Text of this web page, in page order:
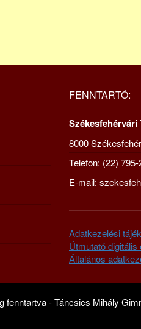
FENNTARTÓ:
8000
Telefon: (22)
E-mail:
Adatkezelési
Útmutató digitális
Általános
fenntartva - Táncsics Mihály